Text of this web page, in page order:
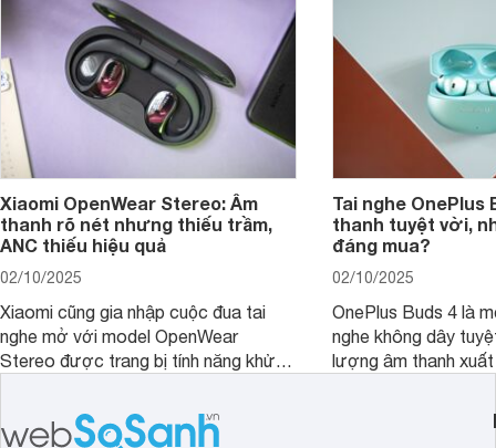
Xiaomi OpenWear Stereo: Âm
thanh rõ nét nhưng thiếu trầm,
ANC thiếu hiệu quả
02/10/2025
Xiaomi cũng gia nhập cuộc đua tai
nghe mở với model OpenWear
Stereo được trang bị tính năng khử
chất lượng âm thanh và hiệu quả khử
ồn của chiếc tai nghe Xiaomi này có
Tai nghe OnePlus
thanh tuyệt vời,
đáng mua?
02/10/2025
OnePlus Buds 4 là
nghe không dây
lượng âm thanh
khử tiếng ồn ấn
tiến. Tuy nhiên,